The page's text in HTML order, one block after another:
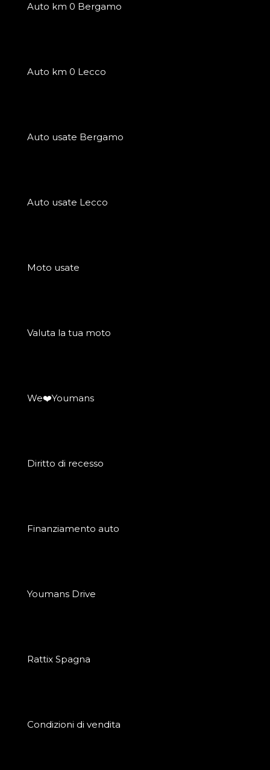
Auto km 0 Bergamo
Auto km 0 Lecco
Auto usate Bergamo
Auto usate Lecco
Moto usate
Valuta la tua moto
We❤️Youmans
Diritto di recesso
Finanziamento auto
Youmans Drive
Rattix Spagna
Condizioni di vendita